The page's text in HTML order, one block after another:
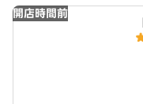
開店時間前